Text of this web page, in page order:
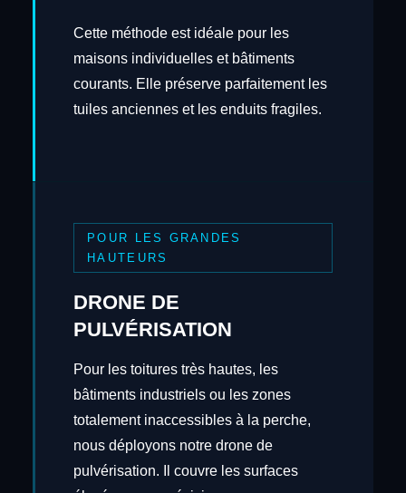
Cette méthode est idéale pour les
maisons individuelles et bâtiments
courants. Elle préserve parfaitement les
tuiles anciennes et les enduits fragiles.
POUR LES GRANDES
HAUTEURS
DRONE DE
PULVÉRISATION
Pour les toitures très hautes, les
bâtiments industriels ou les zones
totalement inaccessibles à la perche,
nous déployons notre drone de
pulvérisation. Il couvre les surfaces